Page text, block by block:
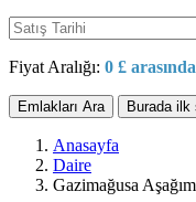
Fiyat Aralığı: 0 £
Emlakları Ara Burada ilk
Anasayfa
Daire
Gazimağusa